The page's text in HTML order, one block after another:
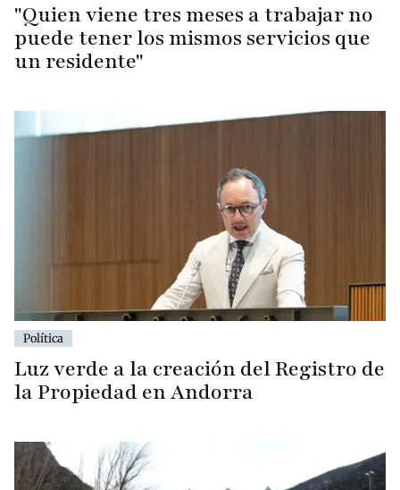
"Quien viene tres meses a trabajar no
puede tener los mismos servicios que
un residente"
Política
Luz verde a la creación del Registro de
la Propiedad en Andorra